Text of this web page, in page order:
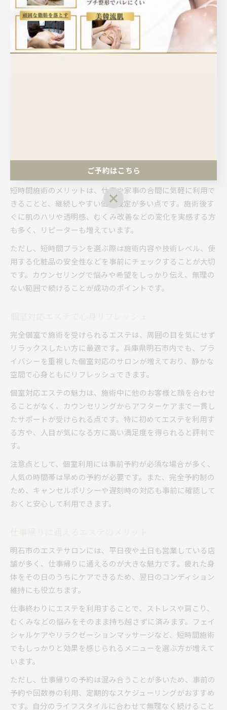
っています。
通いやすさを活かした活用法として、定期的なメンテナンス
利用や、ポイントカード・回数券の活用がおすすめです。忙
ージなど、限られた時間でも効果を感じやすいメニューが多
短時間施術のメリットは、仕事や家事の合間に気軽に利用で
きることと、継続しやすい価格設定が多い点です。施術後す
ぐに肌のハリや透明感、むくみ改善などの変化を実感する方
も多く、リピーターも増えています。
ただし、短時間プランを選ぶ際は施術内容や技術レベル、使
用する化粧品の安全性などを事前にチェックすることが大切
です。カウンセリングで悩みや希望をしっかり伝え、無理の
ない範囲で続けることが成功のポイントです。
完全個室で施術を受けられるエステは、周囲の目を気にせず
リラックスしたい方に最適です。兵庫県明石市内でも、プラ
イバシーを重視した個室対応のサロンが増えており、静かな
空間で心身ともにリフレッシュできます。
個室対応エステの魅力は、施術中に他のお客様と顔を合わせ
ることがなく、カウンセリングからアフターケアまで一貫し
たサポートが受けられる点です。特に初めてエステを利用す
る方や、人目が気になる方に高い満足度を得られると評判で
す。
注意点として、個室利用には事前予約が必須な場合が多く、
人気の時間帯は早めの予約が必要です。また、完全予約制の
ため、キャンセルポリシーや遅刻時の対応も事前に確認して
おくと安心して利用できます。
明石市のエステサロンには、平日夜や土日も営業している店
舗が多く、仕事帰りに通えるのが大きな魅力です。疲れた身
体をその日のうちにケアできるため、翌日のコンディション
維持にも役立ちます。
仕事終わりにエステを利用することで、ストレスや肩こり、
むくみなどの悩みをそのまま持ち越さずに済みます。フェイ
シャルケアやリラクゼーションマッサージなど、短時間施術
でもしっかりと効果を感じられるメニューを選ぶ方が増えて
います。
ただし、仕事帰りの予約は混み合うことが多いため、事前の
予約や回数券の利用、定期的なスケジューリングがおすすめ
です。自分のライフスタイルに合わせて無理なく続けること
ご予約はこちら
ご予約はこちら